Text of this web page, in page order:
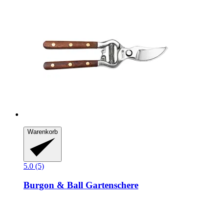
Warenkorb
5.0 (5)
Burgon & Ball Gartenschere